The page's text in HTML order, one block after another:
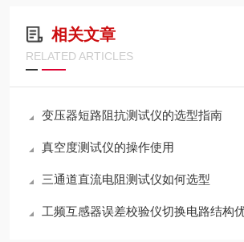
相关文章
RELATED ARTICLES
变压器短路阻抗测试仪的选型指南
真空度测试仪的操作使用
三通道直流电阻测试仪如何选型
工频互感器误差校验仪切换电路结构